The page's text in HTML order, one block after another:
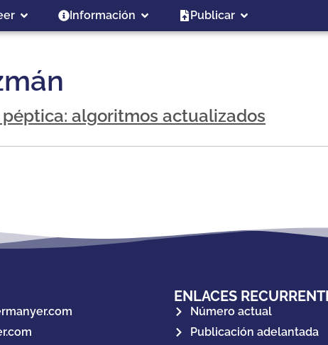
Información Publicar
algoritmos actualizados
ENLACES
Número actual
Publicación adelantada